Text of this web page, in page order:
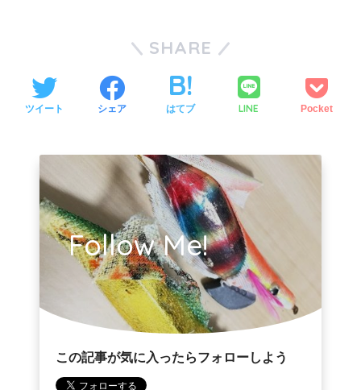
SHARE
ツイート シェア はてブ LINE Pocket
Follow Me!
この記事が気に入ったらフォローしよう